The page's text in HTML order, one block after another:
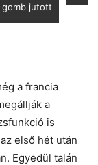
gomb jutott
a francia
a
is
első hét után
Egyedül talán